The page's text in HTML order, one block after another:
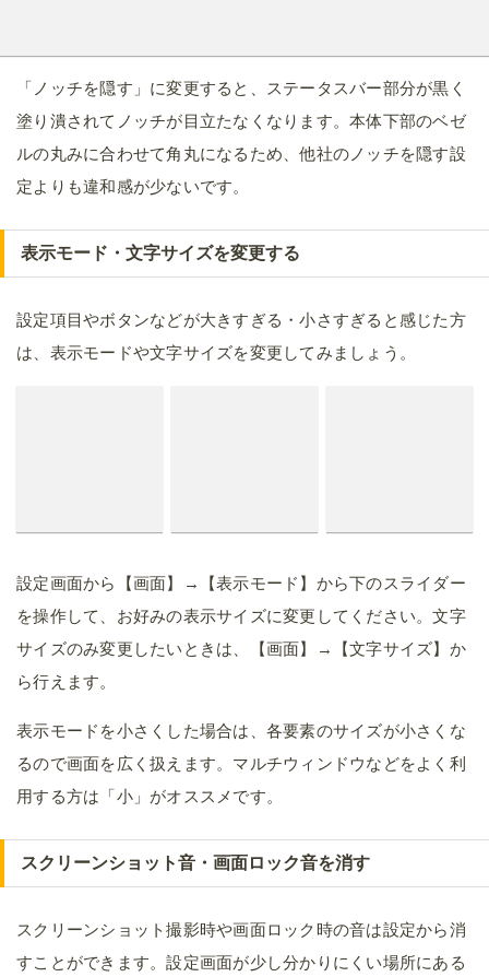
「ノッチを隠す」に変更すると、ステータスバー部分が黒く
塗り潰されてノッチが目立たなくなります。本体下部のベゼ
ルの丸みに合わせて角丸になるため、他社のノッチを隠す設
定よりも違和感が少ないです。
表示モード・文字サイズを変更する
設定項目やボタンなどが大きすぎる・小さすぎると感じた方
は、表示モードや文字サイズを変更してみましょう。
設定画面から【画面】→【表示モード】から下のスライダー
を操作して、お好みの表示サイズに変更してください。文字
サイズのみ変更したいときは、【画面】→【文字サイズ】か
ら行えます。
表示モードを小さくした場合は、各要素のサイズが小さくな
るので画面を広く扱えます。マルチウィンドウなどをよく利
用する方は「小」がオススメです。
スクリーンショット音・画面ロック音を消す
スクリーンショット撮影時や画面ロック時の音は設定から消
すことができます。設定画面が少し分かりにくい場所にある